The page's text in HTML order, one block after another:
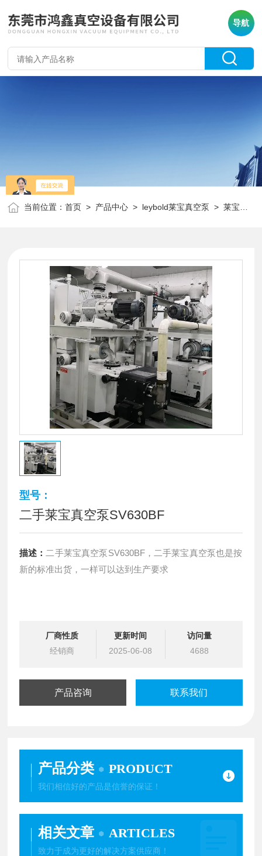
导航
当前位置：首页 > 产品中心 > leybold莱宝真空泵 >莱宝真空泵
型号：
二手莱宝真空泵SV630BF
描述： 二手莱宝真空泵SV630BF，二手莱宝真空泵也是按
新的标准出货，一样可以达到生产要求
厂商性质
经销商
更新时间
2025-06-08
访问量
4688
产品咨询 联系我们
产品分类 PRODUCT
我们相信好的产品是信誉的保证！
相关文章 ARTICLES
致力于成为更好的解决方案供应商！